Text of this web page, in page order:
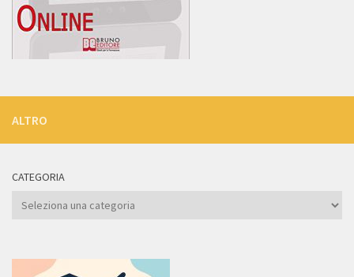
ALTRO
CATEGORIA
Categoria